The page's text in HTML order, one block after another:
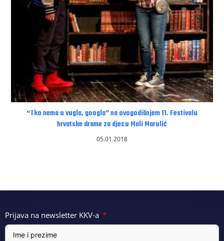
“Tko nema u vugla, googla” na ovogodišnjem 11. Festivalu
hrvatske drame za djecu Mali Marulić
05.01.2018
Prijava na newsletter KKV-a